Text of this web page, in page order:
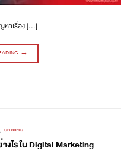
หาเรื่อง […]
→
, บทความ
ไร ใน Digital Marketing